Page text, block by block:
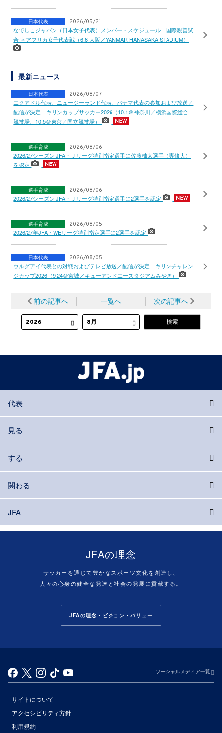
日本代表 2026/05/21
なでしこジャパン（日本女子代表）メンバー・スケジュール 国際親善試
合 南アフリカ女子代表戦（6.6 大阪／YANMAR HANASAKA STADIUM）
最新ニュース
日本代表 2026/08/07
エクアドル代表、ニュージーランド代表、パナマ代表の参加および放送／
配信が決定 キリンカップサッカー2026（10.1＠神奈川／横浜国際総合
競技場、10.5＠東京／国立競技場）
選手育成 2026/08/06
2026/27シーズン JFA・Ｊリーグ特別指定選手に佐藤柚太選手（専修大）
を認定
選手育成 2026/08/06
2026/27シーズン JFA・Ｊリーグ特別指定選手に2選手を認定
選手育成 2026/08/05
2026/27年JFA・WEリーグ特別指定選手に2選手を認定
日本代表 2026/08/05
ウルグアイ代表との対戦およびテレビ放送／配信が決定 キリンチャレン
ジカップ2026（9.24＠宮城／キューアンドエースタジアムみやぎ）
前の記事へ │ 一覧へ │ 次の記事へ
代表
見る
する
関わる
JFA
JFAの理念
サッカーを通じて豊かなスポーツ文化を創造し、
人々の心身の健全な発達と社会の発展に貢献する。
JFAの理念・ビジョン・バリュー
ソーシャルメディア一覧
サイトについて
アクセシビリティ方針
利用規約